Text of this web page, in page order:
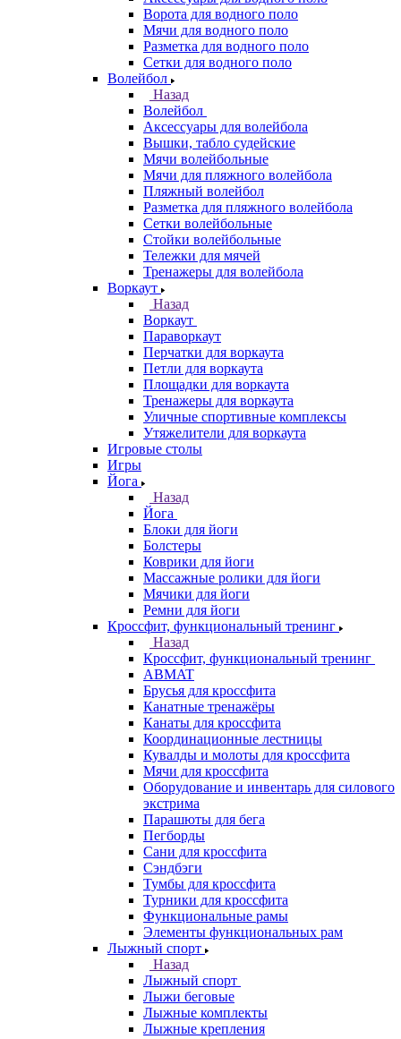
Ворота для водного поло
Мячи для водного поло
Разметка для водного поло
Сетки для водного поло
Волейбол
Назад
Волейбол
Аксессуары для волейбола
Вышки, табло судейские
Мячи волейбольные
Мячи для пляжного волейбола
Пляжный волейбол
Разметка для пляжного волейбола
Сетки волейбольные
Стойки волейбольные
Тележки для мячей
Тренажеры для волейбола
Воркаут
Назад
Воркаут
Параворкаут
Перчатки для воркаута
Петли для воркаута
Площадки для воркаута
Тренажеры для воркаута
Уличные спортивные комплексы
Утяжелители для воркаута
Игровые столы
Игры
Йога
Назад
Йога
Блоки для йоги
Болстеры
Коврики для йоги
Массажные ролики для йоги
Мячики для йоги
Ремни для йоги
Кроссфит, функциональный тренинг
Назад
Кроссфит, функциональный тренинг
ABMAT
Брусья для кроссфита
Канатные тренажёры
Канаты для кроссфита
Координационные лестницы
Кувалды и молоты для кроссфита
Мячи для кроссфита
Оборудование и инвентарь для силового
экстрима
Парашюты для бега
Пегборды
Сани для кроссфита
Сэндбэги
Тумбы для кроссфита
Турники для кроссфита
Функциональные рамы
Элементы функциональных рам
Лыжный спорт
Назад
Лыжный спорт
Лыжи беговые
Лыжные комплекты
Лыжные крепления